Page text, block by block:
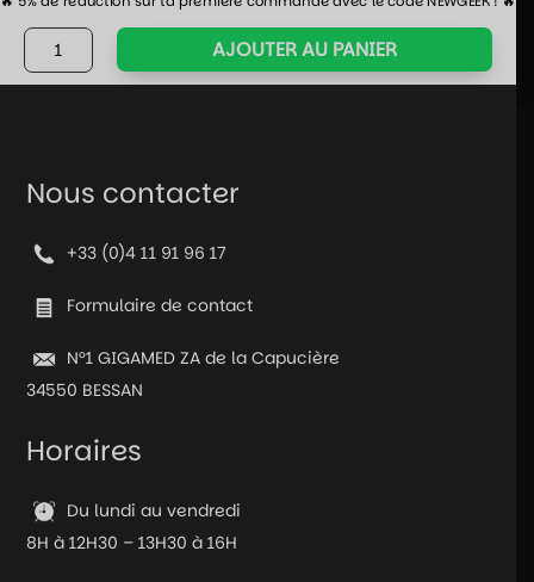
quantité
de
AJOUTER AU PANIER
Nous contacter
+33 (0)4 11 91 96 17
Formulaire de contact
N°1 GIGAMED ZA de la Capucière
34550 BESSAN
Horaires
Du lundi au vendredi
8H à 12H30 – 13H30 à 16H